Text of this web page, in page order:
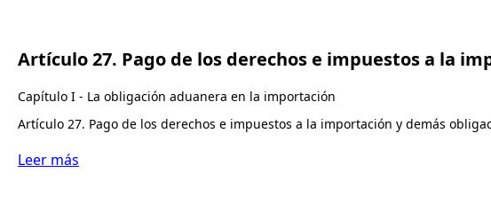
Artículo 27. Pago de los derechos e impuestos a la
Capítulo I - La obligación aduanera en la importación
Artículo 27. Pago de los derechos e impuestos a la importación y demás
Leer más